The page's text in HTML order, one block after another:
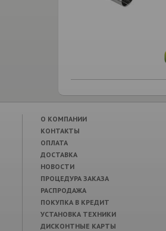
О КОМПАНИИ
КОНТАКТЫ
ОПЛАТА
ДОСТАВКА
НОВОСТИ
ПРОЦЕДУРА ЗАКАЗА
РАСПРОДАЖА
ПОКУПКА В КРЕДИТ
УСТАНОВКА ТЕХНИКИ
ДИСКОНТНЫЕ КАРТЫ